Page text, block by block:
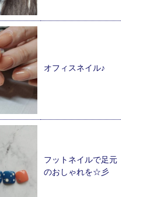
オフィスネイル♪
フットネイルで足元
のおしゃれを☆彡